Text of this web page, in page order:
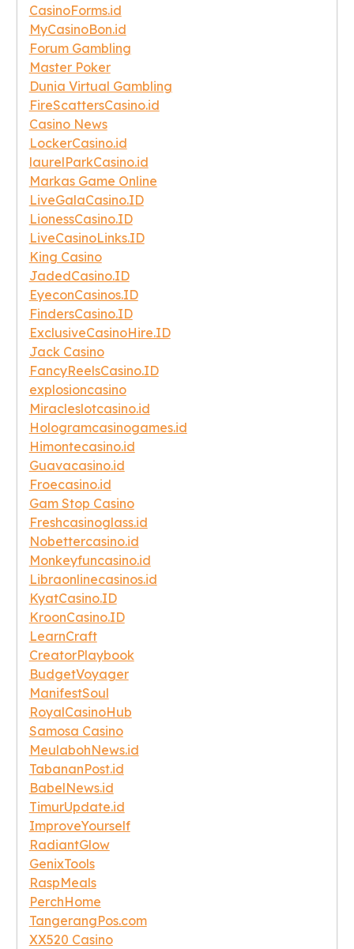
CasinoForms.id
MyCasinoBon.id
Forum Gambling
Master Poker
Dunia Virtual Gambling
FireScattersCasino.id
Casino News
LockerCasino.id
laurelParkCasino.id
Markas Game Online
LiveGalaCasino.ID
LionessCasino.ID
LiveCasinoLinks.ID
King Casino
JadedCasino.ID
EyeconCasinos.ID
FindersCasino.ID
ExclusiveCasinoHire.ID
Jack Casino
FancyReelsCasino.ID
explosioncasino
Miracleslotcasino.id
Hologramcasinogames.id
Himontecasino.id
Guavacasino.id
Froecasino.id
Gam Stop Casino
Freshcasinoglass.id
Nobettercasino.id
Monkeyfuncasino.id
Libraonlinecasinos.id
KyatCasino.ID
KroonCasino.ID
LearnCraft
CreatorPlaybook
BudgetVoyager
ManifestSoul
RoyalCasinoHub
Samosa Casino
MeulabohNews.id
TabananPost.id
BabelNews.id
TimurUpdate.id
ImproveYourself
RadiantGlow
GenixTools
RaspMeals
PerchHome
TangerangPos.com
XX520 Casino